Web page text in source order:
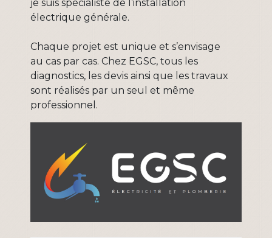
je suis spécialiste de l’installation
électrique générale.
Chaque projet est unique et s’envisage
au cas par cas. Chez EGSC, tous les
diagnostics, les devis ainsi que les travaux
sont réalisés par un seul et même
professionnel.